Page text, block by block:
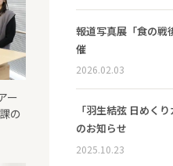
ー
の
報道写真展「食の戦
催
2026.02.03
「羽生結弦 日めく
のお知らせ
2025.10.23